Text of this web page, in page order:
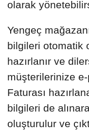
olarak
Yengeç
bilgileri otomatik
hazırlanır ve
müşterilerinize
Faturası
bilgileri de
oluşturulur ve